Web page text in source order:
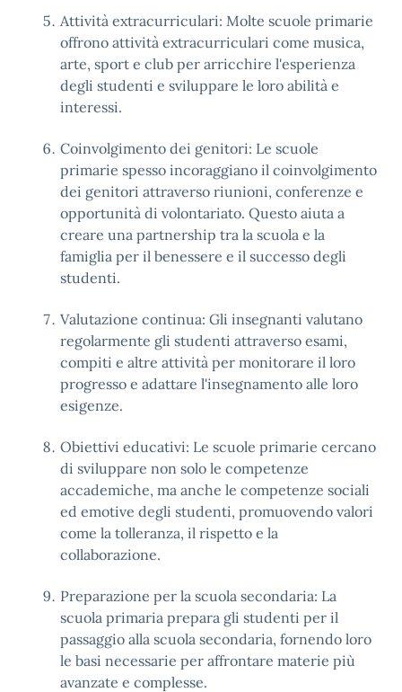
Attività extracurriculari: Molte scuole primarie
offrono attività extracurriculari come musica,
arte, sport e club per arricchire l'esperienza
degli studenti e sviluppare le loro abilità e
interessi.
Coinvolgimento dei genitori: Le scuole
primarie spesso incoraggiano il coinvolgimento
dei genitori attraverso riunioni, conferenze e
opportunità di volontariato. Questo aiuta a
creare una partnership tra la scuola e la
famiglia per il benessere e il successo degli
studenti.
Valutazione continua: Gli insegnanti valutano
regolarmente gli studenti attraverso esami,
compiti e altre attività per monitorare il loro
progresso e adattare l'insegnamento alle loro
esigenze.
Obiettivi educativi: Le scuole primarie cercano
di sviluppare non solo le competenze
accademiche, ma anche le competenze sociali
ed emotive degli studenti, promuovendo valori
come la tolleranza, il rispetto e la
collaborazione.
Preparazione per la scuola secondaria: La
scuola primaria prepara gli studenti per il
passaggio alla scuola secondaria, fornendo loro
le basi necessarie per affrontare materie più
avanzate e complesse.